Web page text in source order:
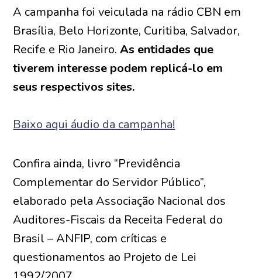
A campanha foi veiculada na rádio CBN em
Brasília, Belo Horizonte, Curitiba, Salvador,
Recife e Rio Janeiro.As entidades que
tiverem interesse podem replicá-lo em
seus respectivos sites.
Baixo aqui áudio da campanha!
Confira ainda, livro “Previdência
Complementar do Servidor Público”,
elaborado pela Associação Nacional dos
Auditores-Fiscais da Receita Federal do
Brasil – ANFIP, com críticas e
questionamentos ao Projeto de Lei